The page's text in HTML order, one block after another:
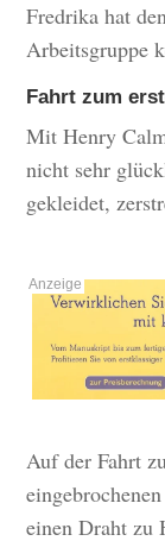
Fredrika hat
Arbeitsgruppe
Fahrt zum
Mit Henry
nicht sehr
gekleidet,
Auf der Fahrt
einen Draht zu